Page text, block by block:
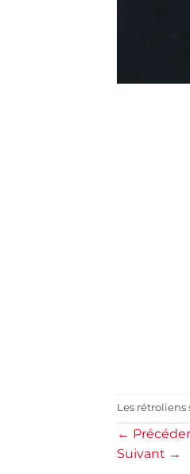
Les rétroliens
←
Suivant →